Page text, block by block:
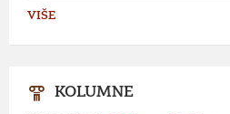
VIŠE
KOLUMNE